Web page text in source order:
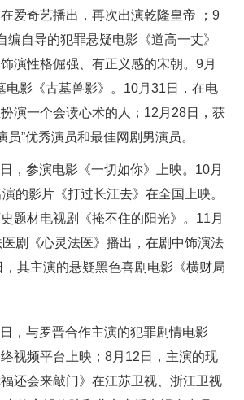
爱奇艺播出，再次出演乾隆皇帝 ；9
编自导的犯罪悬疑电影《道高一丈》
演性格倔强、有正义感的宋朝。9月
电影《古墓兽影》。10月31日，在电
演一个会读心术的人；12月28日，获
员”优秀演员和最佳网剧男演员。
，参演电影《一切如你》上映。10月
的影片《打过长江去》在全国上映。
题材电视剧《掩不住的阳光》。11月
剧《心灵法医》播出，在剧中饰演法
，其主演的悬疑黑色喜剧电影《横财局
，与罗晋合作主演的犯罪剧情电影
络视频平台上映；8月12日，主演的现
还会来敲门》在江苏卫视、浙江卫视